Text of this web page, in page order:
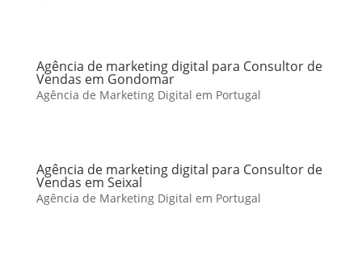
Agência de marketing digital para Consultor de
Vendas em Gondomar
Agência de Marketing Digital em Portugal
Agência de marketing digital para Consultor de
Vendas em Seixal
Agência de Marketing Digital em Portugal